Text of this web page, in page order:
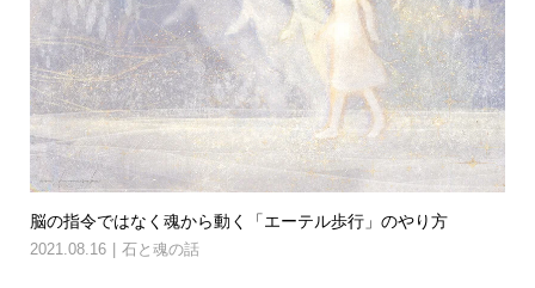
脳の指令ではなく魂から動く「エーテル歩行」のやり方
2021.08.16 石と魂の話